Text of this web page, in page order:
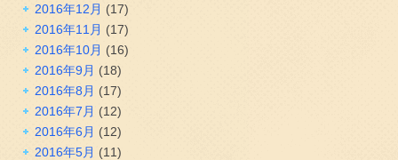
2016年12月 (17)
2016年11月 (17)
2016年10月 (16)
2016年9月 (18)
2016年8月 (17)
2016年7月 (12)
2016年6月 (12)
2016年5月 (11)